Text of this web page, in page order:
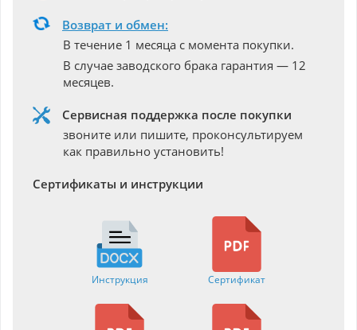
Возврат и обмен:
В течение 1 месяца с момента покупки.
В случае заводского брака гарантия — 12
месяцев.
Сервисная поддержка после покупки
звоните или пишите, проконсультируем
как правильно установить!
Сертификаты и инструкции
Инструкция Сертификат